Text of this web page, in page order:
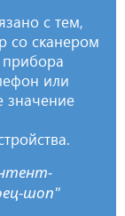
с тем,
со сканером
или
шоп"